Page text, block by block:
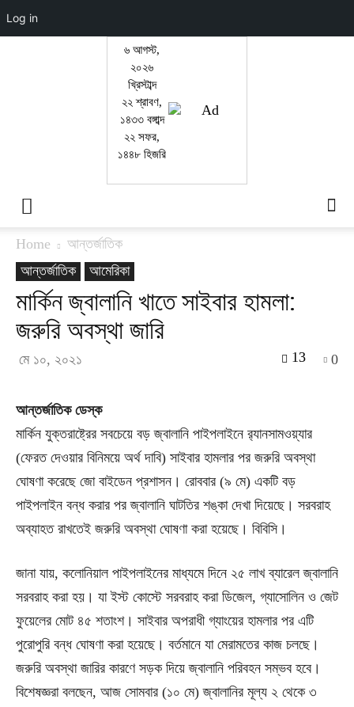
৬ আগস্ট,
২০২৬
খ্রিস্টাব্দ
২২ শ্রাবণ,
১৪৩৩ বঙ্গাব্দ
২২ সফর,
১৪৪৮ হিজরি
Home
আন্তর্জাতিক
আন্তর্জাতিক
আমেরিকা
মার্কিন জ্বালানি খাতে সাইবার হামলা:
জরুরি অবস্থা জারি
মে ১০, ২০২১ 0
13
আন্তর্জাতিক ডেস্ক
মার্কিন যুক্তরাষ্ট্রের সবচেয়ে বড় জ্বালানি পাইপলাইনে র‌্যানসামওয়্যার
(ফেরত দেওয়ার বিনিময়ে অর্থ দাবি) সাইবার হামলার পর জরুরি অবস্থা
ঘোষণা করেছে জো বাইডেন প্রশাসন। রোববার (৯ মে) একটি বড়
পাইপলাইন বন্ধ করার পর জ্বালানি ঘাটতির শঙ্কা দেখা দিয়েছে। সরবরাহ
অব্যাহত রাখতেই জরুরি অবস্থা ঘোষণা করা হয়েছে। বিবিসি।
জানা যায়, কলোনিয়াল পাইপলাইনের মাধ্যমে দিনে ২৫ লাখ ব্যারেল জ্বালানি
সরবরাহ করা হয়। যা ইস্ট কোস্টে সরবরাহ করা ডিজেল, গ্যাসোলিন ও জেট
ফুয়েলের মোট ৪৫ শতাংশ। সাইবার অপরাধী গ্যাংয়ের হামলার পর এটি
পুরোপুরি বন্ধ ঘোষণা করা হয়েছে। বর্তমানে যা মেরামতের কাজ চলছে।
জরুরি অবস্থা জারির কারণে সড়ক দিয়ে জ্বালানি পরিবহন সম্ভব হবে।
বিশেষজ্ঞরা বলছেন, আজ সোমবার (১০ মে) জ্বালানির মূল্য ২ থেকে ৩
Log in